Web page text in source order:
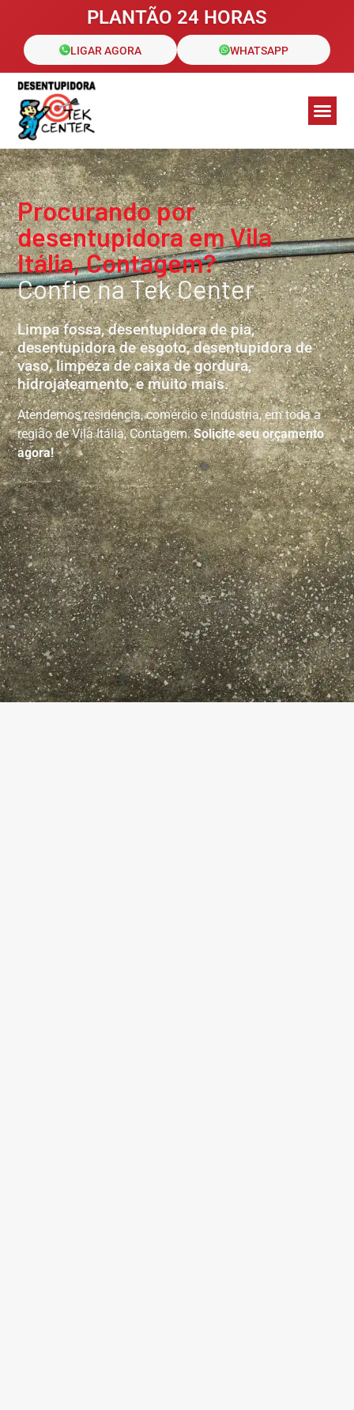
PLANTÃO 24 HORAS
LIGAR AGORA WHATSAPP
Procurando por
desentupidora em Vila
Itália, Contagem?
Confie na Tek Center
Limpa fossa, desentupidora de pia,
desentupidora de esgoto, desentupidora de
vaso, limpeza de caixa de gordura,
hidrojateamento, e muito mais.
Atendemos residência, comércio e indústria, em toda a
região de Vila Itália, Contagem.Solicite seu orçamento
agora!